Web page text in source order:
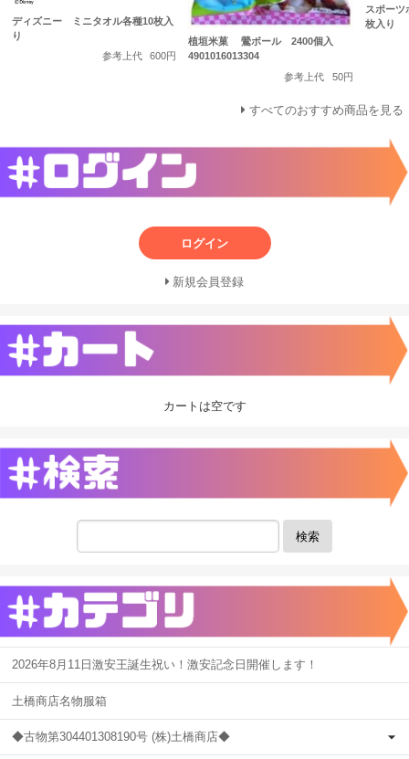
ディズニー ミニタオル各種10枚入
り
参考上代
600円
植垣米菓 鶯ボール 2400個入
4901016013304
参考上代
50円
スポー
枚入り
すべてのおすすめ商品を見る
ログイン
新規会員登録
カートは空です
検索
2026年8月11日激安王誕生祝い！激安記念日開催します！
土橋商店名物服箱
◆古物第304401308190号 (株)土橋商店◆